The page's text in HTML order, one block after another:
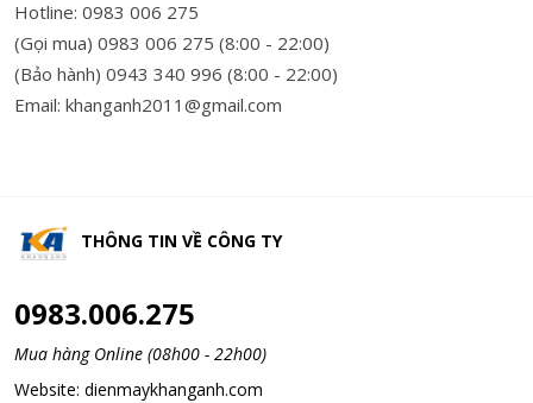
Hotline: 0983 006 275
(Gọi mua) 0983 006 275 (8:00 - 22:00)
(Bảo hành) 0943 340 996 (8:00 - 22:00)
Email: khanganh2011@gmail.com
THÔNG TIN VỀ CÔNG TY
0983.006.275
Mua hàng Online (08h00 - 22h00)
Website: dienmaykhanganh.com